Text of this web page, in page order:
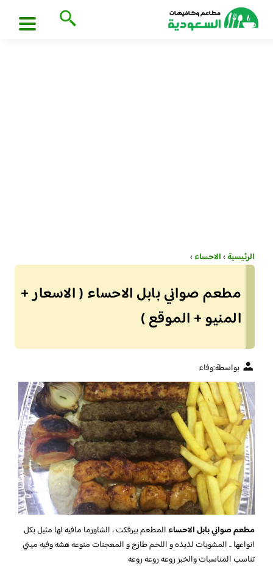
الرئيسية›الاحساء›
مطعم صواني بابل الاحساء ( الاسعار +
المنيو + الموقع )
بواسطة:وفاء
مطعم صواني بابل الاحساءالمطعم بيرفكت ، الشاورما مافيه لها مثيل بكل
انواعها .. المشويات لذيذه و اللحم طازج و المعجنات منوعه هشه وفيه ميني
تناسب المناسبات والخبز روعه روعه روعه